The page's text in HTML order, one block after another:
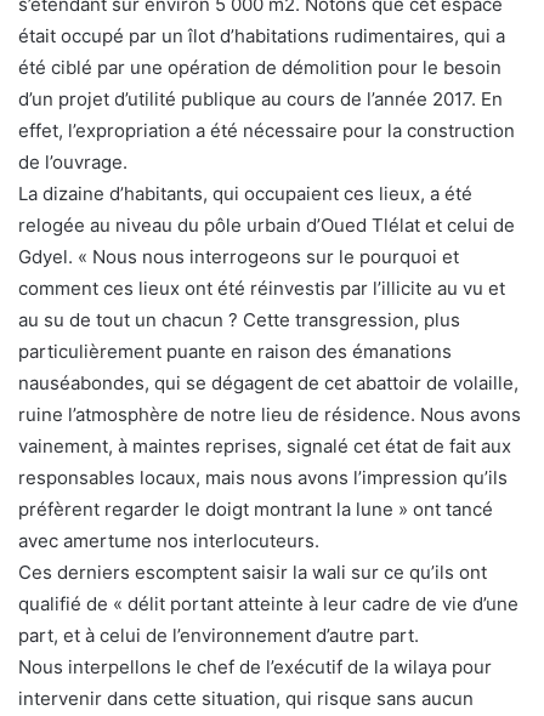
était occupé par un îlot d’habitations rudimentaires, qui a
été ciblé par une opération de démolition pour le besoin
d’un projet d’utilité publique au cours de l’année 2017. En
effet, l’expropriation a été nécessaire pour la construction
de l’ouvrage.
La dizaine d’habitants, qui occupaient ces lieux, a été
relogée au niveau du pôle urbain d’Oued Tlélat et celui de
Gdyel. « Nous nous interrogeons sur le pourquoi et
comment ces lieux ont été réinvestis par l’illicite au vu et
au su de tout un chacun ? Cette transgression, plus
particulièrement puante en raison des émanations
nauséabondes, qui se dégagent de cet abattoir de volaille,
ruine l’atmosphère de notre lieu de résidence. Nous avons
vainement, à maintes reprises, signalé cet état de fait aux
responsables locaux, mais nous avons l’impression qu’ils
préfèrent regarder le doigt montrant la lune » ont tancé
avec amertume nos interlocuteurs.
Ces derniers escomptent saisir la wali sur ce qu’ils ont
qualifié de « délit portant atteinte à leur cadre de vie d’une
part, et à celui de l’environnement d’autre part.
Nous interpellons le chef de l’exécutif de la wilaya pour
intervenir dans cette situation, qui risque sans aucun